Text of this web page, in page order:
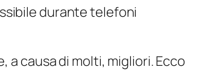
durante telefoni
a causa di molti, migliori. Ecco